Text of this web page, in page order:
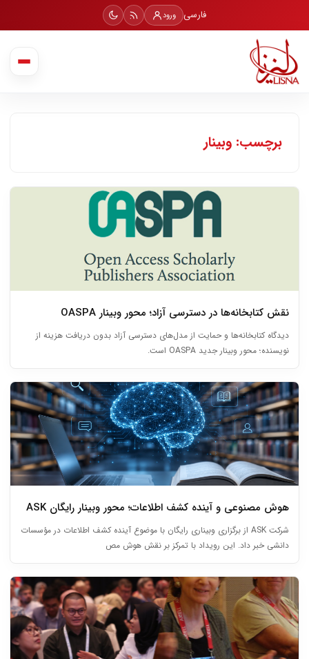
فارسی ورود
برچسب: وبینار
نقش کتابخانه‌ها در دسترسی آزاد؛ محور وبینار OASPA
دیدگاه کتابخانه‌ها و حمایت از مدل‌های دسترسی آزاد بدون دریافت هزینه از
نویسنده؛ محور وبینار جدید OASPA است.
هوش مصنوعی و آینده کشف اطلاعات؛ محور وبینار رایگان ASK
شرکت ASK از برگزاری وبیناری رایگان با موضوع آینده کشف اطلاعات در مؤسسات
دانشی خبر داد. این رویداد با تمرکز بر نقش هوش مص